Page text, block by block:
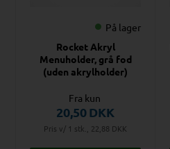
På lager
Rocket Akryl
Menuholder, grå fod
(uden akrylholder)
Fra kun
20,50DKK
Pris v/ 1 stk., 22,88 DKK